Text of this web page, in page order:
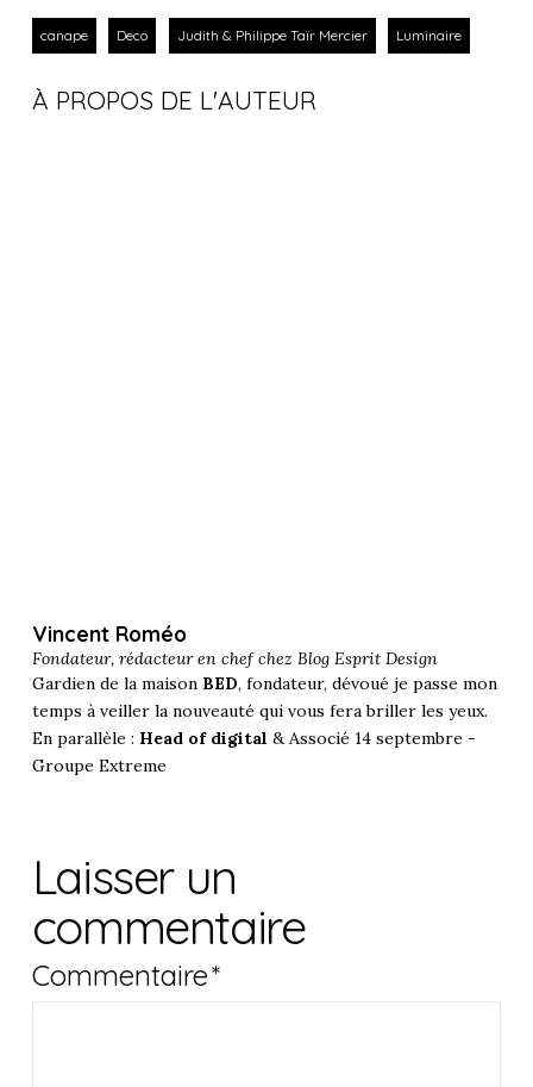
canape Deco Judith & Philippe Taïr Mercier Luminaire
À PROPOS DE L'AUTEUR
Vincent Roméo
Fondateur, rédacteur en chef chez Blog Esprit Design
Gardien de la maison BED, fondateur, dévoué je passe mon
temps à veiller la nouveauté qui vous fera briller les yeux.
En parallèle : Head of digital & Associé 14 septembre -
Groupe Extreme
Laisser un
commentaire
Commentaire*